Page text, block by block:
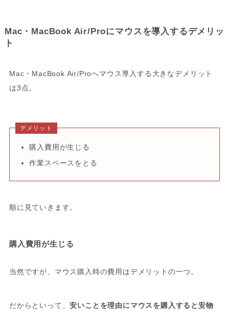
Mac・MacBook Air/Proにマウスを導入するデメリッ
ト
Mac・MacBook Air/Proへマウス導入する大きなデメリット
は3点。
デメリット
購入費用が生じる
作業スペースをとる
順に見ていきます。
購入費用が生じる
当然ですが、マウス購入時の費用はデメリットの一つ。
だからといって、安いことを理由にマウスを購入すると安物